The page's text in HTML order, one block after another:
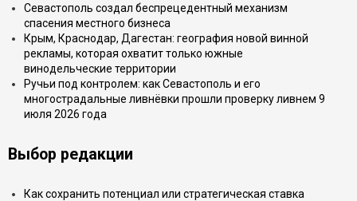
Севастополь создал беспрецедентный механизм
спасения местного бизнеса
Крым, Краснодар, Дагестан: география новой винной
рекламы, которая охватит только южные
винодельческие территории
Ручьи под контролем: как Севастополь и его
многострадальные ливнёвки прошли проверку ливнем 9
июля 2026 года
Выбор редакции
Как сохранить потенциал или стратегическая ставка